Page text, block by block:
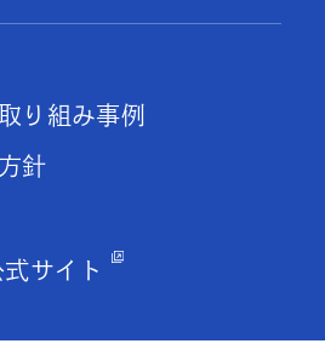
り組み事例
針
サイト